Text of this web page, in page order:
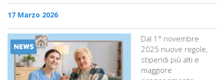
17 Marzo 2026
Dal 1° novembre
2025 nuove regole,
stipendi più alti e
maggiore